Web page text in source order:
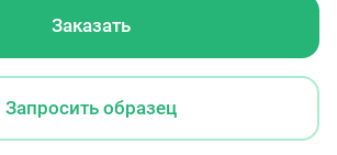
Заказать
Запросить образец